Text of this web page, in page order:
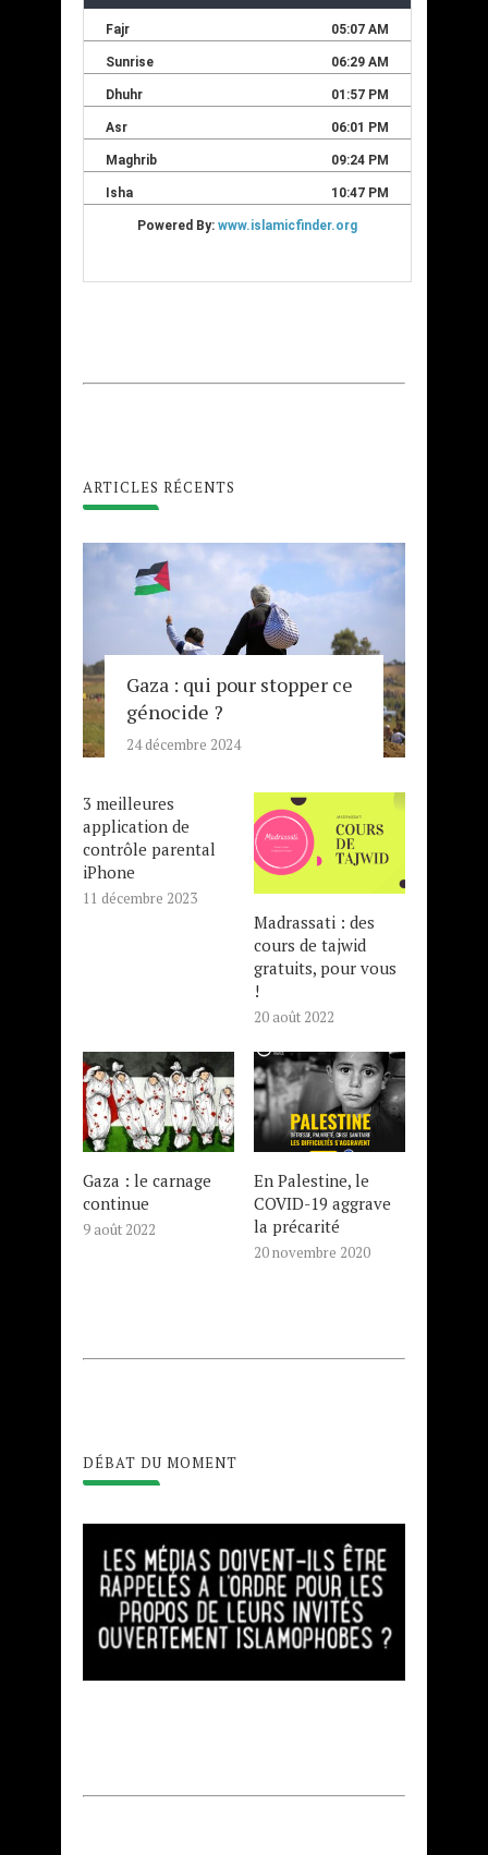
ARTICLES RÉCENTS
Gaza : qui pour stopper ce
génocide ?
24 décembre 2024
3 meilleures
application de
contrôle parental
iPhone
11 décembre 2023
Madrassati : des
cours de tajwid
gratuits, pour vous
!
20 août 2022
Gaza : le carnage
continue
9 août 2022
En Palestine, le
COVID-19 aggrave
la précarité
20 novembre 2020
DÉBAT DU MOMENT